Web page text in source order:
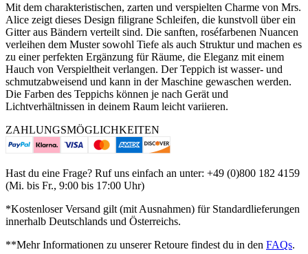
Mit dem charakteristischen, zarten und verspielten Charme von Mrs.
Alice zeigt dieses Design filigrane Schleifen, die kunstvoll über ein
Gitter aus Bändern verteilt sind. Die sanften, roséfarbenen Nuancen
verleihen dem Muster sowohl Tiefe als auch Struktur und machen es
zu einer perfekten Ergänzung für Räume, die Eleganz mit einem
Hauch von Verspieltheit verlangen. Der Teppich ist wasser- und
schmutzabweisend und kann in der Maschine gewaschen werden.
Die Farben des Teppichs können je nach Gerät und
Lichtverhältnissen in deinem Raum leicht variieren.
ZAHLUNGSMÖGLICHKEITEN
Hast du eine Frage? Ruf uns einfach an unter: +49 (0)800 182 4159
(Mi. bis Fr., 9:00 bis 17:00 Uhr)
*Kostenloser Versand gilt (mit Ausnahmen) für Standardlieferungen
innerhalb Deutschlands und Österreichs.
**Mehr Informationen zu unserer Retoure findest du in den FAQs.